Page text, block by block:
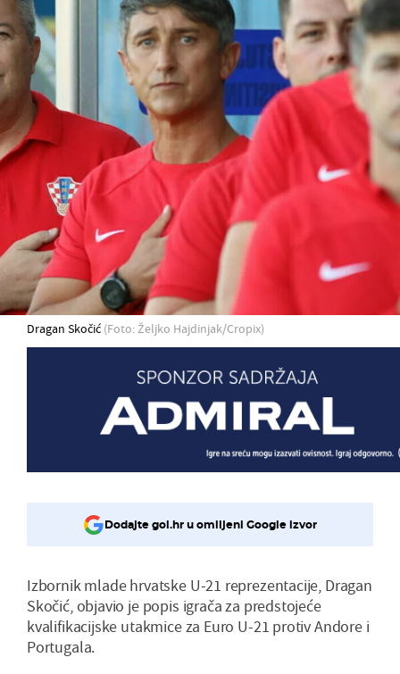
Dragan Skočić (Foto: Željko Hajdinjak/Cropix)
Dodajte gol.hr u omiljeni Google izvor
Izbornik mlade hrvatske U-21 reprezentacije, Dragan
Skočić, objavio je popis igrača za predstojeće
kvalifikacijske utakmice za Euro U-21 protiv Andore i
Portugala.